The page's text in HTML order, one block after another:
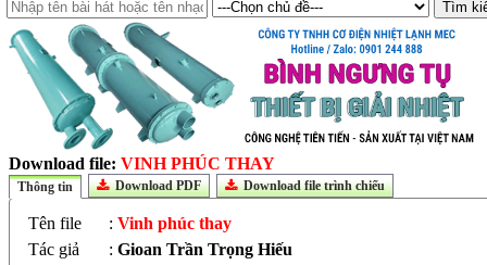
Download file: VINH PHÚC THAY
Thông tin Download PDF Download file trình chiếu
Tên file : Vinh phúc thay
Tác giả
: Gioan Trần Trọng Hiếu